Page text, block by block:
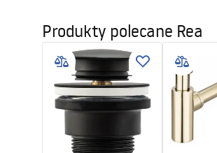
Długość:
Szerokość (mm):
Wysokość (mm):
Głębokość (mm):
Otwór na baterię:
Basin.pdf
Deklaracja Właściwości
Użytkowych
ROYAL WHITE Deklaracja.pdf
Produkty polecane Rea